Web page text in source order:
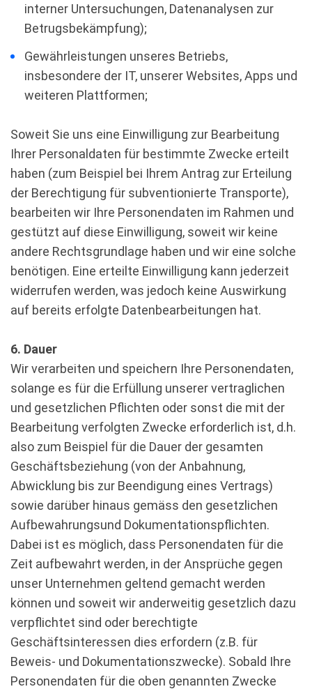
interner Untersuchungen, Datenanalysen zur
Betrugsbekämpfung);
Gewährleistungen unseres Betriebs,
insbesondere der IT, unserer Websites, Apps und
weiteren Plattformen;
Soweit Sie uns eine Einwilligung zur Bearbeitung
Ihrer Personaldaten für bestimmte Zwecke erteilt
haben (zum Beispiel bei Ihrem Antrag zur Erteilung
der Berechtigung für subventionierte Transporte),
bearbeiten wir Ihre Personendaten im Rahmen und
gestützt auf diese Einwilligung, soweit wir keine
andere Rechtsgrundlage haben und wir eine solche
benötigen. Eine erteilte Einwilligung kann jederzeit
widerrufen werden, was jedoch keine Auswirkung
auf bereits erfolgte Datenbearbeitungen hat.
6. Dauer
Wir verarbeiten und speichern Ihre Personendaten,
solange es für die Erfüllung unserer vertraglichen
und gesetzlichen Pflichten oder sonst die mit der
Bearbeitung verfolgten Zwecke erforderlich ist, d.h.
also zum Beispiel für die Dauer der gesamten
Geschäftsbeziehung (von der Anbahnung,
Abwicklung bis zur Beendigung eines Vertrags)
sowie darüber hinaus gemäss den gesetzlichen
Aufbewahrungsund Dokumentationspflichten.
Dabei ist es möglich, dass Personendaten für die
Zeit aufbewahrt werden, in der Ansprüche gegen
unser Unternehmen geltend gemacht werden
können und soweit wir anderweitig gesetzlich dazu
verpflichtet sind oder berechtigte
Geschäftsinteressen dies erfordern (z.B. für
Beweis- und Dokumentationszwecke). Sobald Ihre
Personendaten für die oben genannten Zwecke